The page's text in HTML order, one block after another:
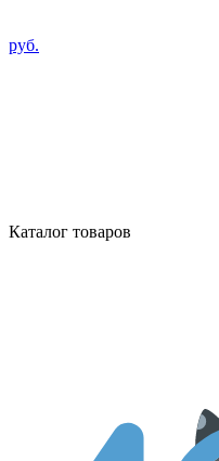
руб.
Каталог товаров